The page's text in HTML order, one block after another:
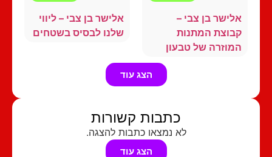
אלישר בן צבי –
קבוצת המתנות
המוזרה של טבעון
אלישר בן צבי – ליווי
שלנו לבסיס בשטחים
הצג עוד
כתבות קשורות
לא נמצאו כתבות להצגה.
הצג עוד